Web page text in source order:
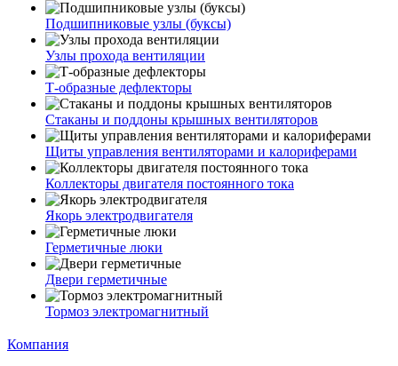
Подшипниковые узлы (буксы)
Узлы прохода вентиляции
Т-образные дефлекторы
Стаканы и поддоны крышных вентиляторов
Щиты управления вентиляторами и калориферами
Коллекторы двигателя постоянного тока
Якорь электродвигателя
Герметичные люки
Двери герметичные
Тормоз электромагнитный
Компания